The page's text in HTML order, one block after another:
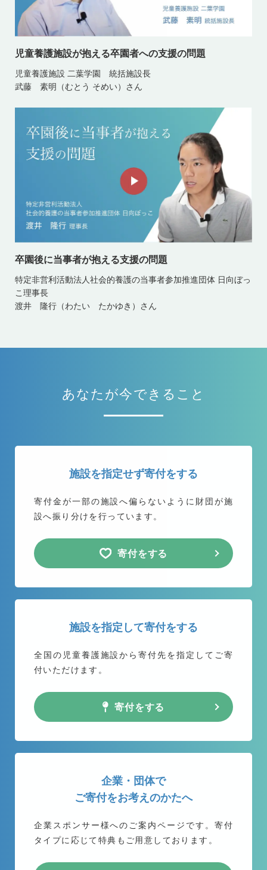
児童養護施設が抱える卒園者への支援の問題
児童養護施設 二葉学園 統括施設長
武藤 素明（むとう そめい）さん
卒園後に当事者が抱える支援の問題
特定非営利活動法人社会的養護の当事者参加推進団体 日向ぼっ
こ理事長
渡井 隆行（わたい たかゆき）さん
あなたが今できること
施設を指定せず寄付をする
寄付金が一部の施設へ偏らないように 財団が施
設へ振り分けを行っています。
寄付をする
施設を指定して寄付をする
全国の児童養護施設から寄付先を指定してご寄
付いただけます。
寄付をする
企業・団体で
ご寄付をお考えのかたへ
企業スポンサー様へのご案内ページです。 寄付
タイプに応じて特典もご用意しております。